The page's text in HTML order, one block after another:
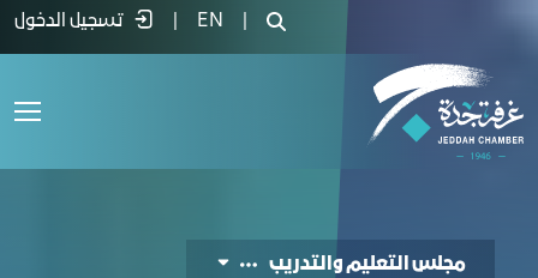
مجلس التعليم والتدريب - غرفة جدة
EN تسجيل الدخول
مجلس التعليم والتدريب